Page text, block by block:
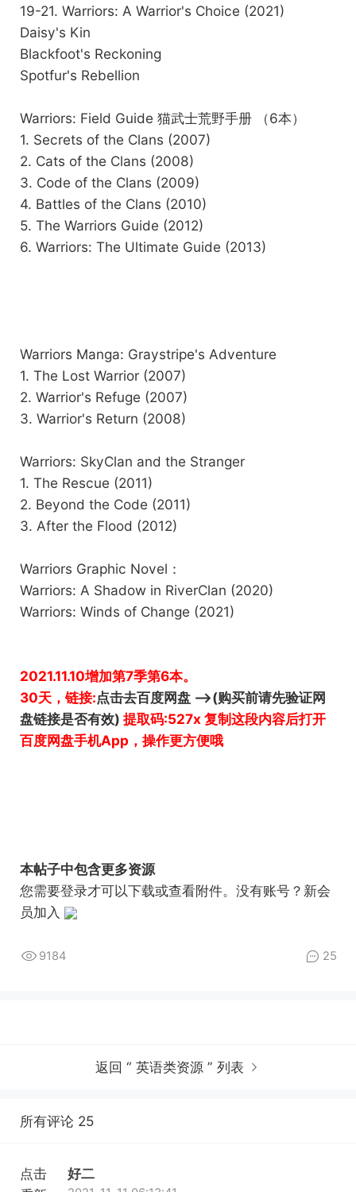
19-21. Warriors: A Warrior's Choice (2021)
Daisy's Kin
Blackfoot's Reckoning
Spotfur's Rebellion
Warriors: Field Guide 猫武士荒野手册 （6本）
1. Secrets of the Clans (2007)
2. Cats of the Clans (2008)
3. Code of the Clans (2009)
4. Battles of the Clans (2010)
5. The Warriors Guide (2012)
6. Warriors: The Ultimate Guide (2013)
Warriors Manga: Graystripe's Adventure
1. The Lost Warrior (2007)
2. Warrior's Refuge (2007)
3. Warrior's Return (2008)
Warriors: SkyClan and the Stranger
1. The Rescue (2011)
2. Beyond the Code (2011)
3. After the Flood (2012)
Warriors Graphic Novel：
Warriors: A Shadow in RiverClan (2020)
Warriors: Winds of Change (2021)
2021.11.10增加第7季第6本。
30天，链接:点击去百度网盘 -->(购买前请先验证网
盘链接是否有效) 提取码:527x 复制这段内容后打开
百度网盘手机App，操作更方便哦
本帖子中包含更多资源
您需要登录才可以下载或查看附件。没有账号？ 新会
员加入
9184 25
返回 “ 英语类资源 ” 列表
所有评论 25
点击
好二